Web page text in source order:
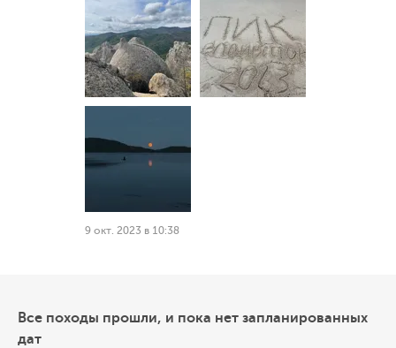
9 окт. 2023 в 10:38
Все походы прошли, и пока нет запланированных
дат